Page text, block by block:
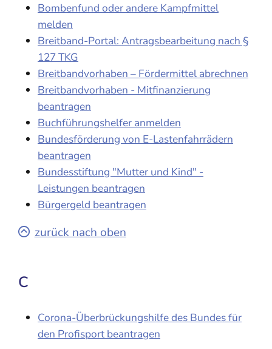
Bombenfund oder andere Kampfmittel
melden
Breitband-Portal: Antragsbearbeitung nach §
127 TKG
Breitbandvorhaben – Fördermittel abrechnen
Breitbandvorhaben - Mitfinanzierung
beantragen
Buchführungshelfer anmelden
Bundesförderung von E-Lastenfahrrädern
beantragen
Bundesstiftung "Mutter und Kind" -
Leistungen beantragen
Bürgergeld beantragen
zurück nach oben
C
Corona-Überbrückungshilfe des Bundes für
den Profisport beantragen